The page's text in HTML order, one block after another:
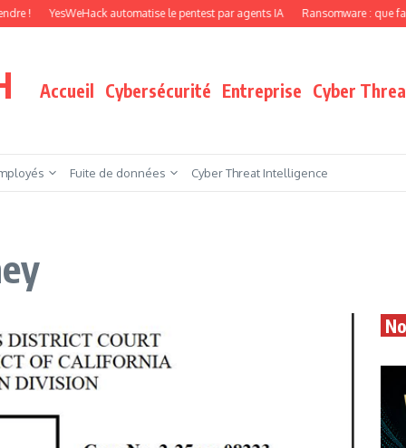
YesWeHack automatise le pentest par agents IA Ransomware : que faire
Accueil Cybersécurité Entreprise Cyber
Fuite de données Cyber Threat Intelligence